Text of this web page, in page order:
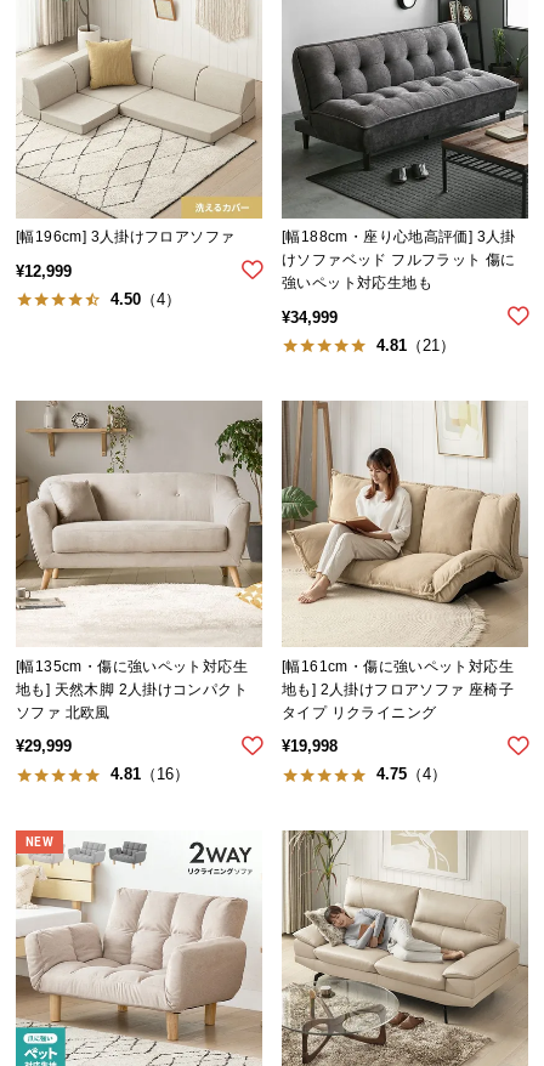
[幅196cm] 3人掛けフロアソファ
¥12,999
4.50 （4）
[幅188cm・座り心地高評価] 3人掛
けソファベッド フルフラット 傷に
強いペット対応生地も
¥34,999
4.81 （21）
[幅135cm・傷に強いペット対応生
地も] 天然木脚 2人掛けコンパクト
ソファ 北欧風
¥29,999
4.81 （16）
[幅161cm・傷に強いペット対応生
地も] 2人掛けフロアソファ 座椅子
タイプ リクライニング
¥19,998
4.75 （4）
NEW